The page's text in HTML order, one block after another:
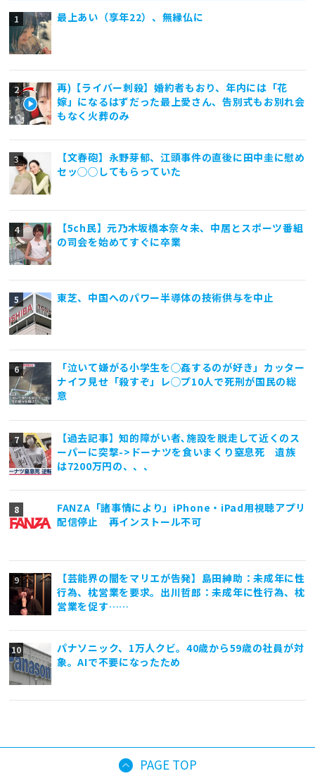
最上あい（享年22）、無縁仏に
再)【ライバー刺殺】婚約者もおり、年内には「花
嫁」になるはずだった最上愛さん、告別式もお別れ会
もなく火葬のみ
【文春砲】永野芽郁、江頭事件の直後に田中圭に慰め
セッ◯◯してもらっていた
【5ch民】元乃木坂橋本奈々未、中居とスポーツ番組
の司会を始めてすぐに卒業
東芝、中国へのパワー半導体の技術供与を中止
「泣いて嫌がる小学生を◯姦するのが好き」カッター
ナイフ見せ「殺すぞ」レ◯プ10人で死刑が国民の総
意
【過去記事】知的障がい者､施設を脱走して近くのス
ーパーに突撃->ドーナツを食いまくり窒息死 遺族
は7200万円の、、、
FANZA「諸事情により」iPhone・iPad用視聴アプリ
配信停止 再インストール不可
【芸能界の闇をマリエが告発】島田紳助：未成年に性
行為、枕営業を要求。出川哲郎：未成年に性行為、枕
営業を促す……
パナソニック、1万人クビ。40歳から59歳の社員が対
象。AIで不要になったため
PAGE TOP